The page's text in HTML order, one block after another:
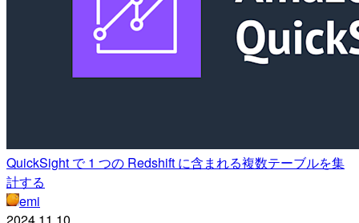
QuickSight で 1 つの Redshift に含まれる複数テーブルを集
計する
emi